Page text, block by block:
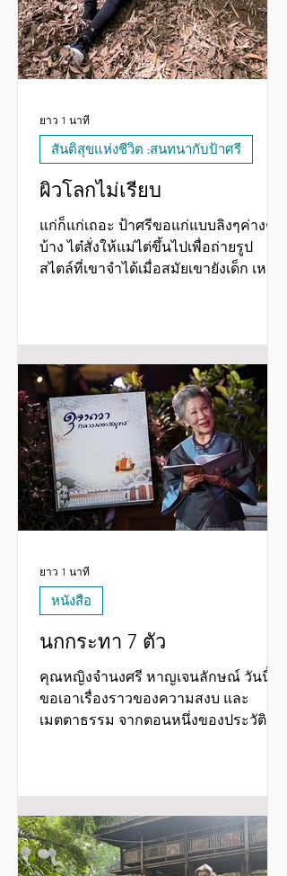
ผิวโลกไม่เรียบ
แก่ก็แก่เถอะ ป้าศรีขอแก่แบบลิงๆค่างๆ
บ้าง ไต๋สั่งให้แม่ไต่ขึ้นไปเพื่อถ่ายรูป
สไตล์ที่เขาจำได้เมื่อสมัยเขายังเด็ก เหตุ
ไม่มีห้วย ให้ได้ขึ้นบ้าง ให้ได้ลงบ้าง
ร่างกายมนุษย์ก็ไม่แข็งแรง ถ้าชีวิตเรียบ
ราบไปหมด จิตใจคนจะแข็งแกร่งได้
อย่างไรล่ะ จริงไหม ป้าศรี 20.05.2568
จาก :FB โต๊ะป้าศรี
https://www.facebook.com/chamnong
sritable/posts/
สันติสุขแห่งชีวิต :สนทนากับป้าศรี
ยาว 1 นาที
นกกระทา 7 ตัว
คุณหญิงจำนงศรี หาญเจนลักษณ์ วันนี้จะ
ขอเอาเรื่องราวของความสงบ และ
เมตตาธรรม จากตอนหนึ่งของประวัติฯ
วางตลาดหลายต่อหลายครั้ง ทว่าขณะนี้
ขาดตลาดแล้ว ภาพ: คุณหญิงจำนงศรี
(รัตนิน) หาญเจนลักษณ์ อ่านบางตอนจาก
หนังสือ
ยาว 1 นาที